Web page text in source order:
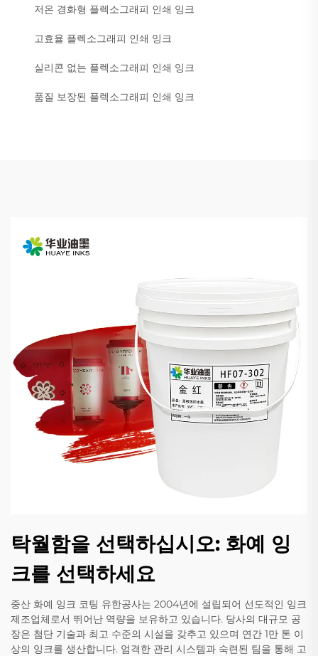
저온 경화형 플렉소그래피 인쇄 잉크
고효율 플렉소그래피 인쇄 잉크
실리콘 없는 플렉소그래피 인쇄 잉크
품질 보장된 플렉소그래피 인쇄 잉크
탁월함을 선택하십시오: 화예 잉
크를 선택하세요
중산 화예 잉크 코팅 유한공사는 2004년에 설립되어 선도적인 잉크
제조업체로서 뛰어난 역량을 보유하고 있습니다. 당사의 대규모 공
장은 첨단 기술과 최고 수준의 시설을 갖추고 있으며 연간 1만 톤 이
상의 잉크를 생산합니다. 엄격한 관리 시스템과 숙련된 팀을 통해 고